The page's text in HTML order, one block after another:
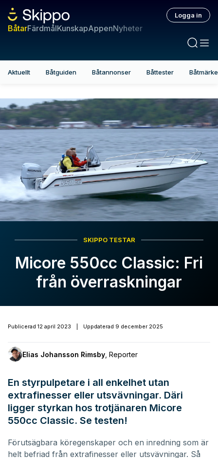
BåtarFärdmålKunskapAppenNyheter
Logga in
Aktuellt Båtguiden Båtannonser Båttester
SKIPPO TESTAR
Micore 550cc Classic: Fri
från överraskningar
Publicerad 12 april 2023 Uppdaterad 9 december 2025
Elias Johansson Rimsby Reporter
En styrpulpetare i all enkelhet utan
extrafinesser eller utsvävningar. Däri
ligger styrkan hos trotjänaren Micore
550cc Classic. Se testen!
Förutsägbara köregenskaper och en inredning som är
helt befriad från extrafinesser eller utsvävningar. Så